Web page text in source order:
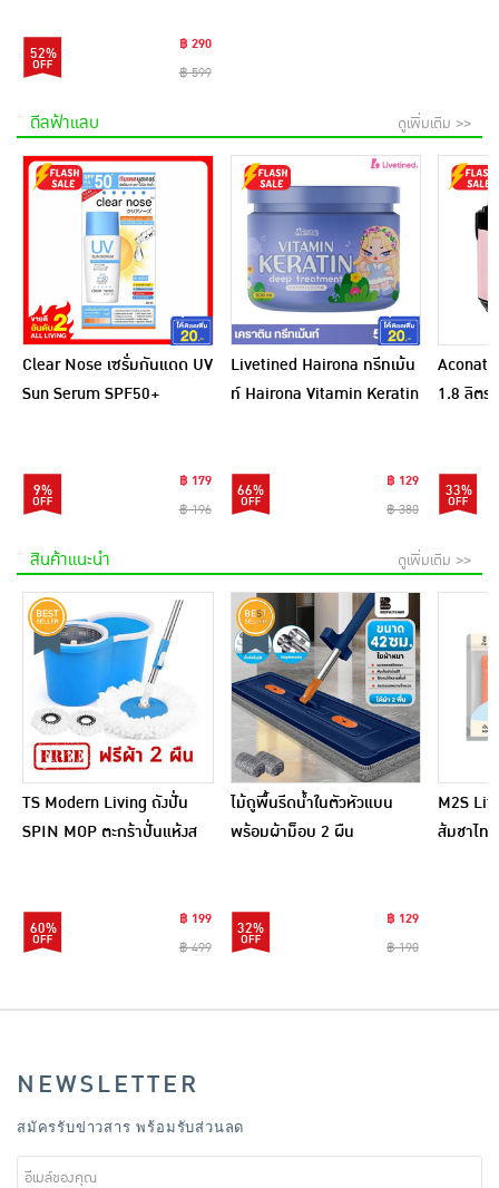
52%
฿ 290
฿ 599
ดีลฟ้าแลบ ดูเพิ่มเติม >>
Clear Nose เซรั่มกันแดด UV
Sun Serum SPF50+
9%
฿ 179
฿ 196
Livetined Hairona ทรีทเม้น
ท์ Hairona Vitamin Keratin
66%
฿ 129
฿ 380
1.8 ลิตร
33%
สินค้าแนะนำ ดูเพิ่มเติม >>
TS Modern Living ถังปั่น
SPIN MOP ตะกร้าปั่นแห้งส
60%
฿ 199
฿ 499
ไม้ถูพื้นรีดน้ำในตัวหัวแบน
พร้อมผ้าม็อบ 2 ผืน
32%
฿ 129
฿ 190
M2S
ส้มชาไท
NEWSLETTER
สมัครรับข่าวสาร พร้อมรับส่วนลด